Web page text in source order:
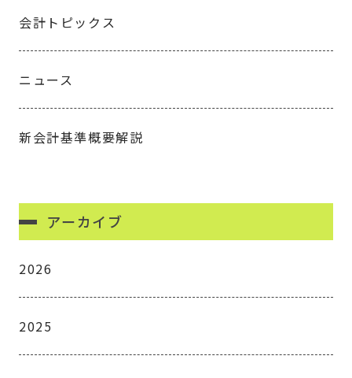
会計トピックス
ニュース
新会計基準概要解説
アーカイブ
2026
2025